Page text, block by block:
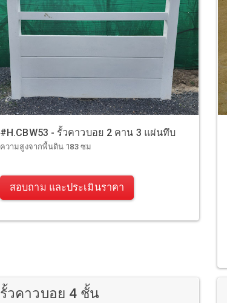
#H.CBW53 - รั้วคาวบอย 2 คาน 3 แผ่นทึบ
ความสูงจากพื้นดิน 183 ซม
สอบถาม และประเมินราคา
รั้วคาวบอย 4 ชั้น